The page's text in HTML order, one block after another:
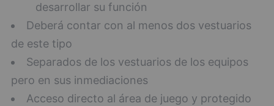
desarrollar su función
Deberá contar con al menos dos vestuarios
de este tipo
Separados de los vestuarios de los equipos
pero en sus inmediaciones
Acceso directo al área de juego y protegido